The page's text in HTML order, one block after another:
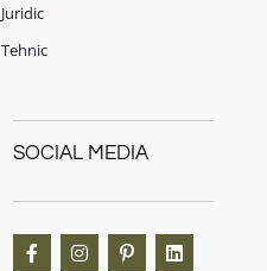
Juridic
Tehnic
SOCIAL MEDIA